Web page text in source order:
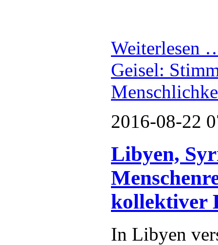
Weiterlesen
Geisel:
2016-08-22
Libyen,
kollektiver
In Libyen